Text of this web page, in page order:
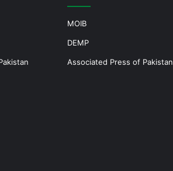
MOIB
DEMP
Associated Press of Pakistan